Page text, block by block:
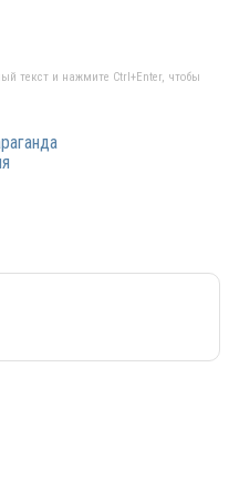
текст и нажмите Ctrl+Enter, чтобы